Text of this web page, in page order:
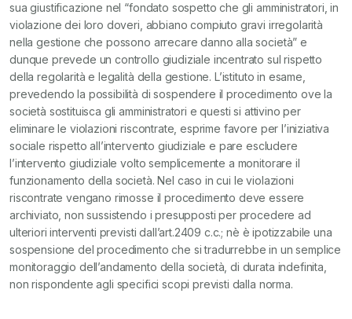
sua giustificazione nel “fondato sospetto che gli amministratori, in
violazione dei loro doveri, abbiano compiuto gravi irregolarità
nella gestione che possono arrecare danno alla società” e
dunque prevede un controllo giudiziale incentrato sul rispetto
della regolarità e legalità della gestione. L’istituto in esame,
prevedendo la possibilità di sospendere il procedimento ove la
società sostituisca gli amministratori e questi si attivino per
eliminare le violazioni riscontrate, esprime favore per l’iniziativa
sociale rispetto all’intervento giudiziale e pare escludere
l’intervento giudiziale volto semplicemente a monitorare il
funzionamento della società. Nel caso in cui le violazioni
riscontrate vengano rimosse il procedimento deve essere
archiviato, non sussistendo i presupposti per procedere ad
ulteriori interventi previsti dall’art.2409 c.c.; nè è ipotizzabile una
sospensione del procedimento che si tradurrebbe in un semplice
monitoraggio dell’andamento della società, di durata indefinita,
non rispondente agli specifici scopi previsti dalla norma.